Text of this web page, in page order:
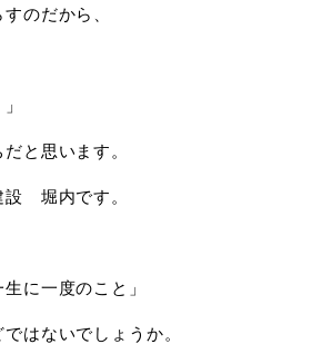
のだから、
と思います。
設 堀内です。
に一度のこと」
はないでしょうか。